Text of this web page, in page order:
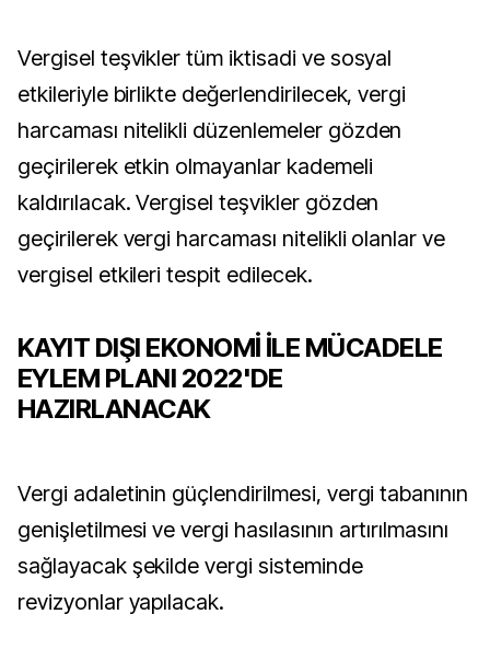
Vergisel teşvikler tüm iktisadi ve sosyal
etkileriyle birlikte değerlendirilecek, vergi
harcaması nitelikli düzenlemeler gözden
geçirilerek etkin olmayanlar kademeli
kaldırılacak. Vergisel teşvikler gözden
geçirilerek vergi harcaması nitelikli olanlar ve
vergisel etkileri tespit edilecek.
KAYIT DIŞI EKONOMİ İLE MÜCADELE
EYLEM PLANI 2022'DE
HAZIRLANACAK
Vergi adaletinin güçlendirilmesi, vergi tabanının
genişletilmesi ve vergi hasılasının artırılmasını
sağlayacak şekilde vergi sisteminde
revizyonlar yapılacak.